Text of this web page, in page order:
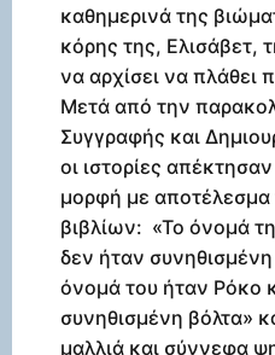
καθημερινά της
κόρης της, Ελισάβετ,
να αρχίσει να πλάθει
Μετά από την
Συγγραφής και
οι ιστορίες
μορφή με
βιβλίων: «Το όνομά
δεν ήταν
όνομά του ήταν Ρόκο
συνηθισμένη βόλτα»
μαλλιά και σύννεφα